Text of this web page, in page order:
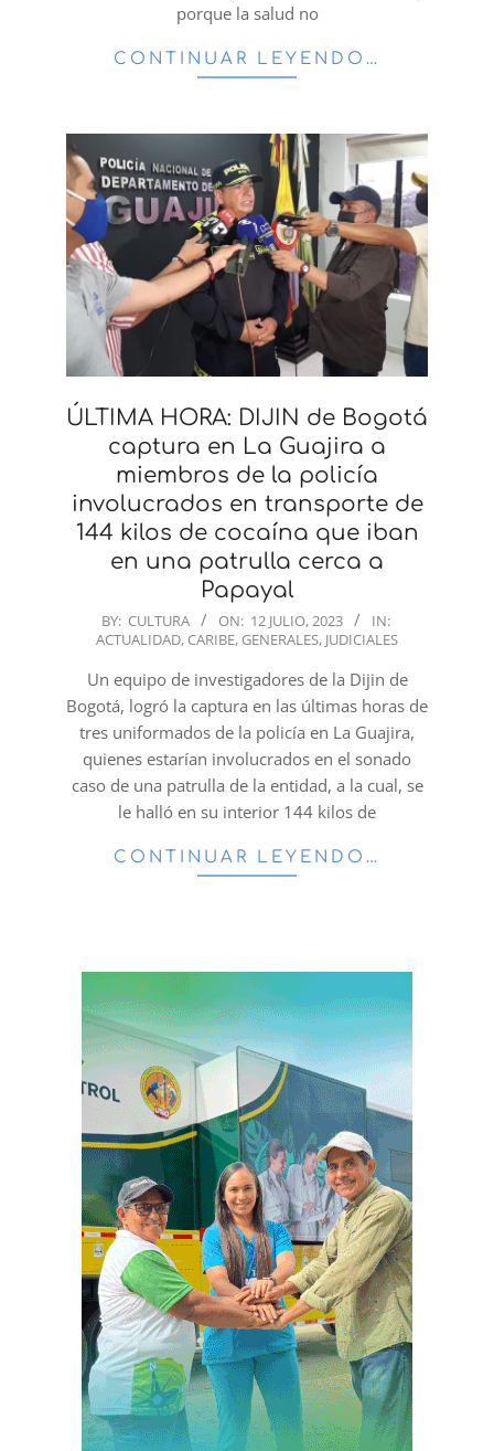
porque la salud no
CONTINUAR LEYENDO…
ÚLTIMA HORA: DIJIN de Bogotá
captura en La Guajira a
miembros de la policía
involucrados en transporte de
144 kilos de cocaína que iban
en una patrulla cerca a
Papayal
2023-BY: CULTURA ON: 12 JULIO, 2023
IN:
ACTUALIDAD, CARIBE, GENERALES, JUDICIALES
Un equipo de investigadores de la Dijin de
Bogotá, logró la captura en las últimas horas de
tres uniformados de la policía en La Guajira,
quienes estarían involucrados en el sonado
caso de una patrulla de la entidad, a la cual, se
le halló en su interior 144 kilos de
CONTINUAR LEYENDO…